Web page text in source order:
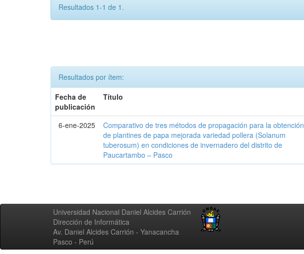
Resultados 1-1 de 1.
Resultados por ítem:
Fecha de
publicación
Título
6-ene-2025
Comparativo de tres métodos de propagación para la obtención
de plantines de papa mejorada variedad pollera (Solanum
tuberosum) en condiciones de invernadero del distrito de
Paucartambo – Pasco
Universidad Nacional Daniel Alcides Carrión
Dirección de Informática
Av. Daniel Alcides Carrión - Yanacancha
Pasco - Perú